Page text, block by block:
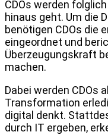
CDOs werden
hinaus geht. Um die
benötigen CDOs die
eingeordnet und
Überzeugungskraft
machen.
Dabei werden CDOs
Transformation
digital denkt.
durch IT ergeben,